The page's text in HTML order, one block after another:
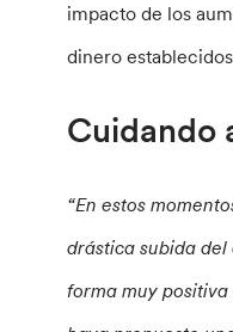
impacto de los
dinero
Cuidando
“En estos
drástica subida
forma muy